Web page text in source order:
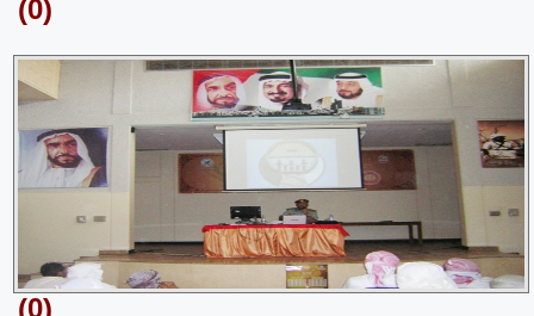
(0)
(0)